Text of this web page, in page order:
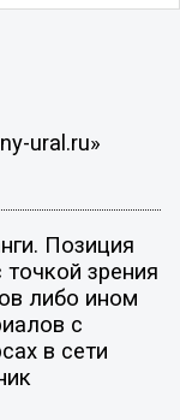
ural.ru»
Позиция
зрения
либо ином
с
в сети